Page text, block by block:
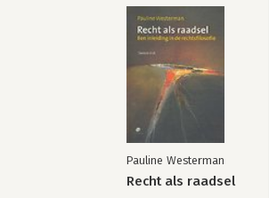
Pauline Westerman
Recht als raadsel